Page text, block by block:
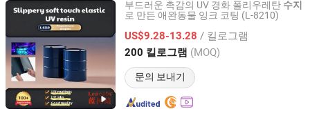
부드러운 촉감의 UV 경화 폴리우레탄 수지
로 만든 애완동물 잉크 코팅 (L-8210)
US$9.28-13.28 / 킬로그램
200 킬로그램 (MOQ)
문의 보내기
Guangdong Lencolo New Material Co., Ltd.
Guangdong, China 이후 2022